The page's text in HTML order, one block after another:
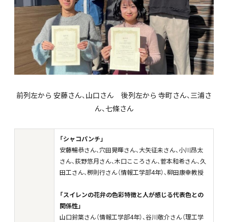
前列左から 安藤さん、山口さん 後列左から 寺町さん、三浦さ
ん、七條さん
「シャコパンチ」
安藤暢恭さん、穴田晃暉さん、大矢征未さん、小川昂太
さん、荻野悠月さん、木口こころさん、菅本和希さん、久
田工さん、栁則行さん（情報工学部4年）、柳田康幸教授
「スイレンの花弁の色彩特徴と人が感じる代表色との
関係性」
山口鈴葉さん（情報工学部4年）、谷川敬介さん（理工学